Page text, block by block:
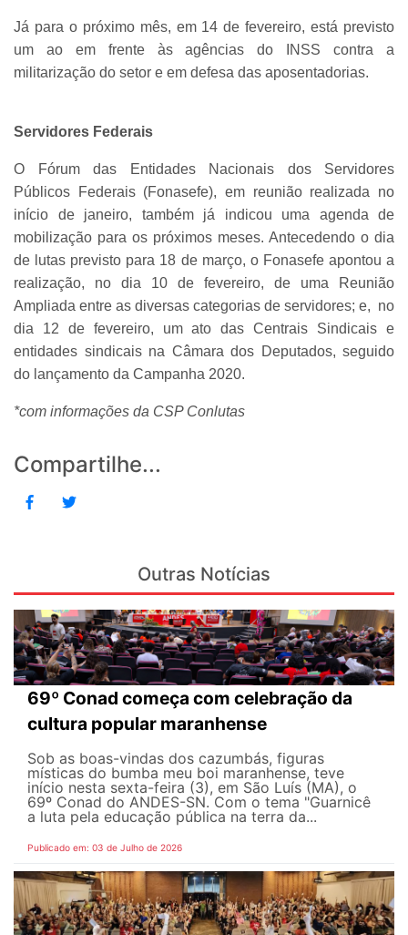
Já para o próximo mês, em 14 de fevereiro, está previsto
um ao em frente às agências do INSS contra a
militarização do setor e em defesa das aposentadorias.
Servidores Federais
O Fórum das Entidades Nacionais dos Servidores
Públicos Federais (Fonasefe), em reunião realizada no
início de janeiro, também já indicou uma agenda de
mobilização para os próximos meses. Antecedendo o dia
de lutas previsto para 18 de março, o Fonasefe apontou a
realização, no dia 10 de fevereiro, de uma Reunião
Ampliada entre as diversas categorias de servidores; e, no
dia 12 de fevereiro, um ato das Centrais Sindicais e
entidades sindicais na Câmara dos Deputados, seguido
do lançamento da Campanha 2020.
*com informações da CSP Conlutas
Compartilhe...
Outras Notícias
69º Conad começa com celebração da
cultura popular maranhense
Sob as boas-vindas dos cazumbás, figuras
místicas do bumba meu boi maranhense, teve
início nesta sexta-feira (3), em São Luís (MA), o
69º Conad do ANDES-SN. Com o tema "Guarnicê
a luta pela educação pública na terra da...
Publicado em: 03 de Julho de 2026